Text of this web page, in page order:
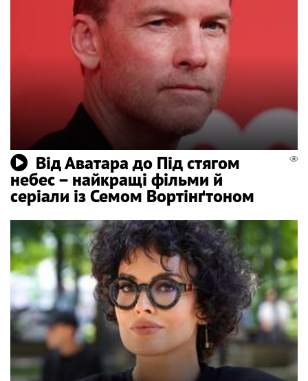
Від Аватара до Під стягом
небес – найкращі фільми й
серіали із Семом Вортінґтоном